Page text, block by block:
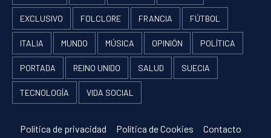
EXCLUSIVO FOLCLORE FRANCIA FÚTBOL
ITALIA MUNDO MÚSICA OPINIÓN POLÍTICA
PORTADA REINO UNIDO SALUD SUECIA
TECNOLOGÍA VIDA SOCIAL
Política de privacidad Política de Cookies Contacto